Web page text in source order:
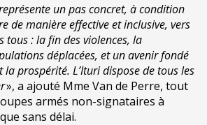
un pas concret, à condition
de manière effective et inclusive, vers
tous : la fin des violences, la
déplacées, et un avenir fondé
prospérité. L’Ituri dispose de tous les
», a ajouté Mme Van de Perre, tout
armés non-signataires à
sans délai.